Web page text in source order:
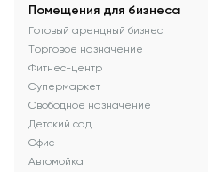
Помещения для бизнеса
Готовый арендный бизнес
Торговое назначение
Фитнес-центр
Супермаркет
Свободное назначение
Детский сад
Офис
Автомойка